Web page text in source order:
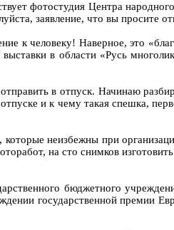
фотостудия Центра
заявление, что вы просите
к человеку! Наверное, это
в области «Русь
в отпуск. Начинаю
и к чему такая спешка,
неизбежны при
на сто снимков
бюджетного
государственной премии